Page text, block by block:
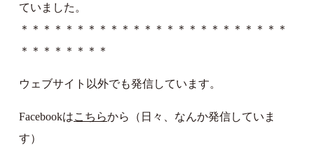
ていました。
＊＊＊＊＊＊＊＊＊＊＊＊＊＊＊＊＊＊＊＊＊＊＊＊
＊＊＊＊＊＊＊＊
ウェブサイト以外でも発信しています。
Facebookはこちらから（日々、なんか発信していま
す）